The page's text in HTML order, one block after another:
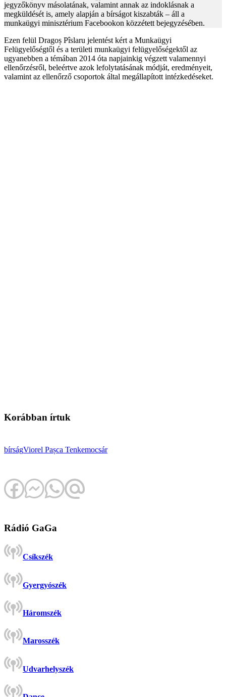
jegyzőkönyv másolatának, valamint annak az indoklásnak a
megküldését is, amely alapján a bírságot kiszabták – áll a
munkaügyi minisztérium Facebookon közzétett bejegyzésében.
Ezen felül Dragoș Pîslaru jelentést kért a Munkaügyi
Felügyelőségtől és a területi munkaügyi felügyelőségektől az
ugyanebben a témában 2014 óta napjainkig végzett valamennyi
ellenőrzésről, beleértve azok lefolytatásának módját, eredményeit,
valamint az ellenőrző csoportok által megállapított intézkedéseket.
Korábban írtuk
bírságViorel Pașca Tenkemocsár
Rádió GaGa
Csíkszék
Gyergyószék
Háromszék
Marosszék
Udvarhelyszék